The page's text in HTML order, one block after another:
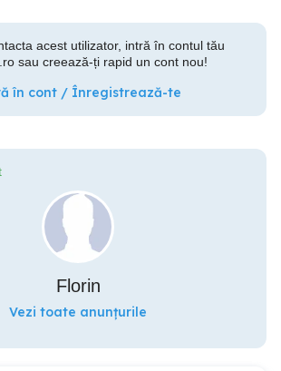
acest utilizator, intră în contul tău
sau creează-ți rapid un cont nou!
în cont / Înregistrează-te
Florin
Vezi toate anunțurile